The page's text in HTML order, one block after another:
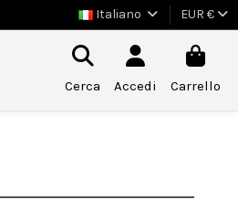
Italiano EUR €
Cerca Accedi Carrello